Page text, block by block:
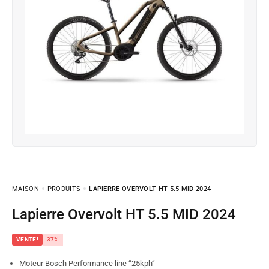
MAISON PRODUITS LAPIERRE OVERVOLT HT 5.5 MID 2024
Lapierre Overvolt HT 5.5 MID 2024
VENTE! 37%
Moteur Bosch Performance line “25kph”